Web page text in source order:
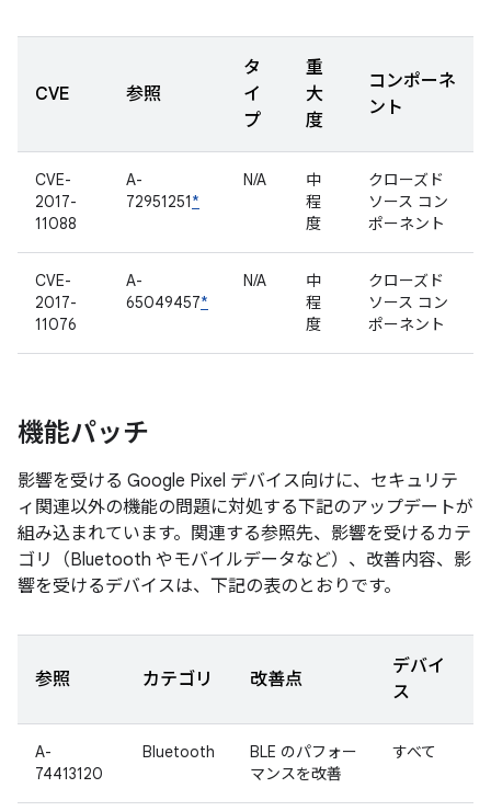
CVE 参照
タ
イ
プ
重
大
度
コンポーネ
ント
CVE-
2017-
11088
A-
72951251*
N/A
中
程
度
クローズド
ソース コン
ポーネント
CVE-
2017-
11076
A-
65049457*
N/A
中
程
度
クローズド
ソース コン
ポーネント
機能パッチ
影響を受ける Google Pixel デバイス向けに、セキュリテ
ィ関連以外の機能の問題に対処する下記のアップデートが
組み込まれています。関連する参照先、影響を受けるカテ
ゴリ（Bluetooth やモバイルデータなど）、改善内容、影
響を受けるデバイスは、下記の表のとおりです。
参照 カテゴリ 改善点
デバイ
ス
A-
74413120
Bluetooth
BLE のパフォー
マンスを改善
すべて